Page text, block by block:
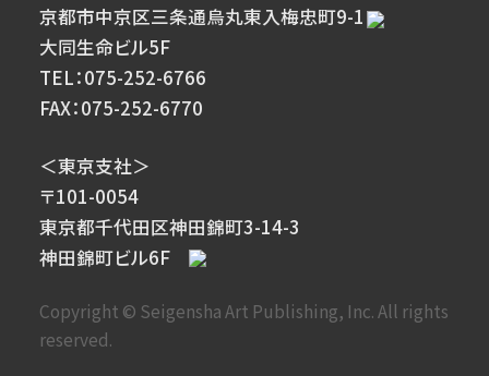
京都市中京区三条通烏丸東入梅忠町9-1
大同生命ビル5F
TEL：075-252-6766
FAX：075-252-6770
＜東京支社＞
〒101-0054
東京都千代田区神田錦町3-14-3
神田錦町ビル6F
Copyright © Seigensha Art Publishing, Inc. All rights
reserved.